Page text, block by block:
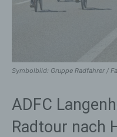
Symbolbild: Gruppe Radfahrer /
ADFC
Radtour nach